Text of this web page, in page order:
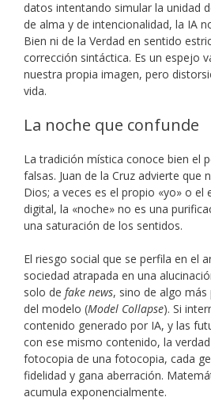
datos intentando simular la unidad
de alma y de intencionalidad, la IA
Bien ni de la Verdad en sentido
corrección sintáctica. Es un espejo
nuestra propia imagen, pero
vida.
La noche que confunde
La tradición mística conoce bien el
falsas. Juan de la Cruz advierte que
Dios; a veces es el propio «yo» o el
digital, la «noche» no es una
una saturación de los sentidos.
El riesgo social que se perfila en el
sociedad atrapada en una
solo de fake news, sino de algo
del modelo (Model Collapse). Si
contenido generado por IA, y las
con ese mismo contenido, la
fotocopia de una fotocopia, cada
fidelidad y gana aberración.
acumula exponencialmente.